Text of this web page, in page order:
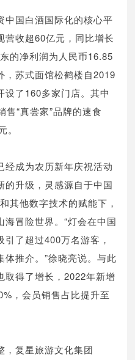
中国白酒国际化的核心平
收超60亿元，同比增长
的净利润为人民币16.85
，苏式面馆松鹤楼自2019
设了160多家门店。其中
“真尝家”品牌的速食
。
经成为农历新年庆祝活动
的升级，灵感源自于中国
其他数字技术的赋能下，
冒险世界。“灯会在中国
了超过400万名游客，
推介。”徐晓亮说。与此
取得了增长，2022年新增
，会员销售占比提升至
，复星旅游文化集团